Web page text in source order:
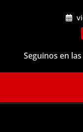
Seguinos en